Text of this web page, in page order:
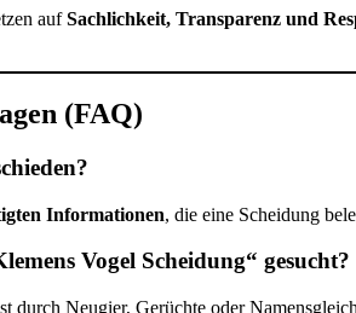
aufSachlichkeit, Transparenz und
(FAQ)
Informationen, die eine Scheidung
Vogel Scheidung“ gesucht?
durch Neugier, Gerüchte oder